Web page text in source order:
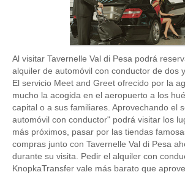
Al visitar Tavernelle Val di Pesa podrá
alquiler de automóvil con conductor de dos
El servicio Meet and Greet ofrecido por la
mucho la acogida en el aeropuerto a los
capital o a sus familiares. Aprovechando el
automóvil con conductor" podrá visitar los
más próximos, pasar por las tiendas
compras junto con Tavernelle Val di Pesa
durante su visita. Pedir el alquiler con
KnopkaTransfer vale más barato que